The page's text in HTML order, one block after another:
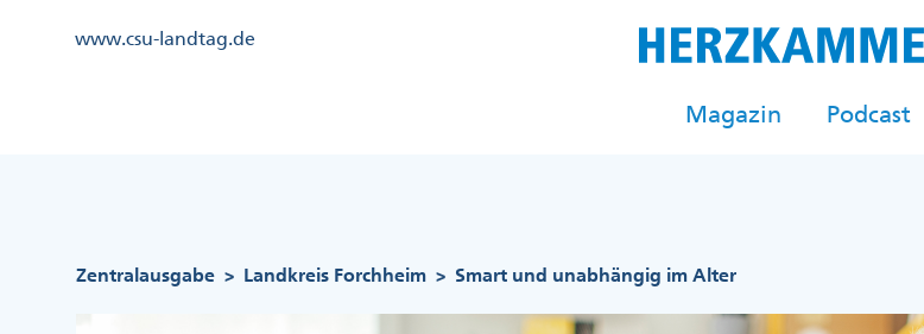
Kopfzeile
www.csu-landtag.de
Magazin Podcast
Zentralausgabe > Landkreis Forchheim > Smart und unabhängig im Alter